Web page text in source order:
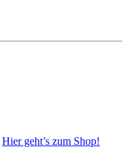
Hier geht’s zum Shop!